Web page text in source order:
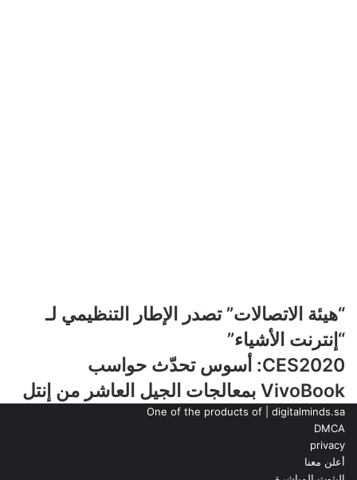
“هيئة
الاتصالات”
تصدر
الإطار
التنظيمي
لـ
“إنترنت
الأشياء”
“هيئة الاتصالات” تصدر الإطار التنظيمي لـ
“إنترنت الأشياء”
CES2020:
أسوس
تحدّث
حواسب
VivoBook
بمعالجات
الجيل
العاشر
CES2020: أسوس تحدّث حواسب
VivoBook بمعالجات الجيل العاشر من إنتل
One of the products of | digitalminds.sa
DMCA
privacy
أعلن معنا